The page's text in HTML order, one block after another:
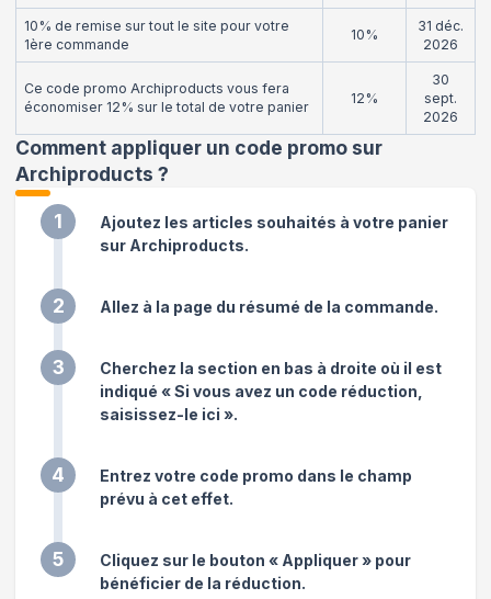
10% de remise sur tout le site pour votre
1ère commande
10%
31 déc.
2026
Ce code promo Archiproducts vous fera
économiser 12% sur le total de votre panier
12%
30
sept.
2026
Comment appliquer un code promo sur
Archiproducts ?
1
Ajoutez les articles souhaités à votre panier
sur Archiproducts.
2 Allez à la page du résumé de la commande.
3
Cherchez la section en bas à droite où il est
indiqué « Si vous avez un code réduction,
saisissez-le ici ».
4
Entrez votre code promo dans le champ
prévu à cet effet.
5
Cliquez sur le bouton « Appliquer » pour
bénéficier de la réduction.